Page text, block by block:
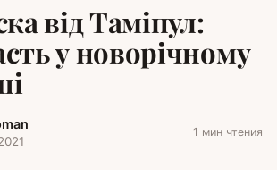
від Таміпул:
у новорічному
1 мин чтения